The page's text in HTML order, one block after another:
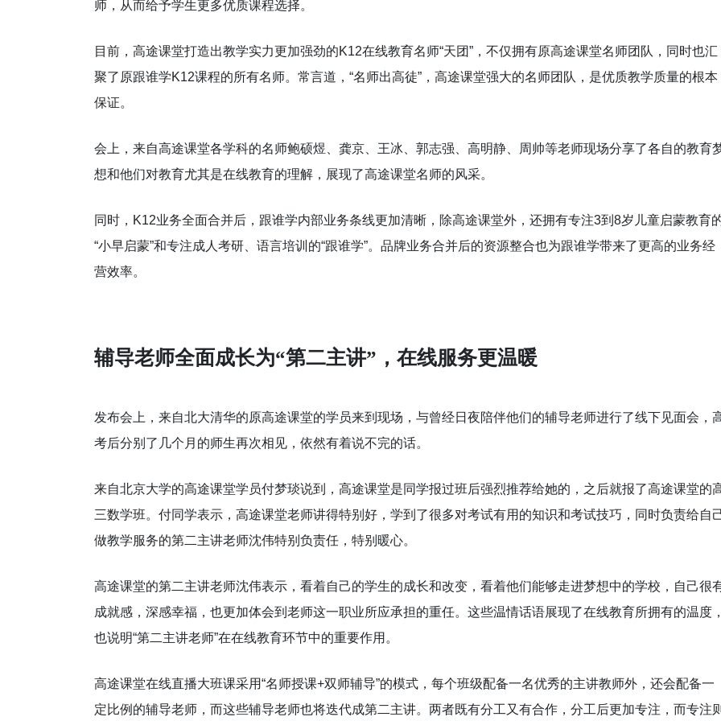
师，从而给予学生更多优质课程选择。
目前，高途课堂打造出教学实力更加强劲的K12在线教育名师“天团”，不仅拥有原高途课堂名师团队，同时也汇
聚了原跟谁学K12课程的所有名师。常言道，“名师出高徒”，高途课堂强大的名师团队，是优质教学质量的根本
保证。
会上，来自高途课堂各学科的名师鲍硕煜、龚京、王冰、郭志强、高明静、周帅等老师现场分享了各自的教育
想和他们对教育尤其是在线教育的理解，展现了高途课堂名师的风采。
同时，K12业务全面合并后，跟谁学内部业务条线更加清晰，除高途课堂外，还拥有专注3到8岁儿童启蒙教育
“小早启蒙”和专注成人考研、语言培训的“跟谁学”。品牌业务合并后的资源整合也为跟谁学带来了更高的业务经
营效率。
辅导老师全面成长为“第二主讲”，在线服务更温暖
发布会上，来自北大清华的原高途课堂的学员来到现场，与曾经日夜陪伴他们的辅导老师进行了线下见面会，
考后分别了几个月的师生再次相见，依然有着说不完的话。
来自北京大学的高途课堂学员付梦琰说到，高途课堂是同学报过班后强烈推荐给她的，之后就报了高途课堂的
三数学班。付同学表示，高途课堂老师讲得特别好，学到了很多对考试有用的知识和考试技巧，同时负责给自
做教学服务的第二主讲老师沈伟特别负责任，特别暖心。
高途课堂的第二主讲老师沈伟表示，看着自己的学生的成长和改变，看着他们能够走进梦想中的学校，自己很
成就感，深感幸福，也更加体会到老师这一职业所应承担的重任。这些温情话语展现了在线教育所拥有的温度，
也说明“第二主讲老师”在在线教育环节中的重要作用。
高途课堂在线直播大班课采用“名师授课+双师辅导”的模式，每个班级配备一名优秀的主讲教师外，还会配备一
定比例的辅导老师，而这些辅导老师也将迭代成第二主讲。两者既有分工又有合作，分工后更加专注，而专注则